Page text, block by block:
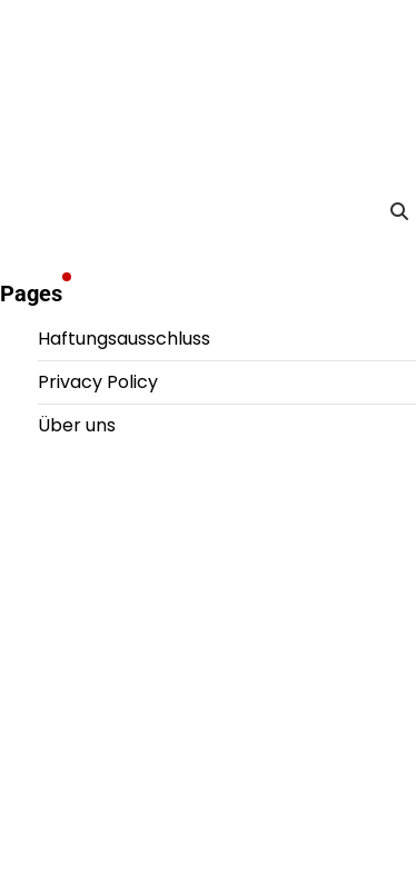
Pages
Haftungsausschluss
Privacy Policy
Über uns